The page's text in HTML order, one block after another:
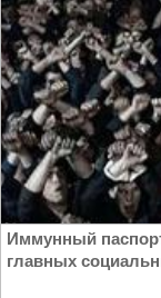
Иммунный
главных